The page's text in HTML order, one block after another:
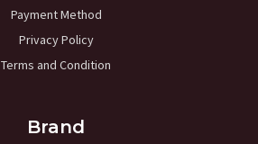
Payment Method
Privacy Policy
Terms and Condition
Brand